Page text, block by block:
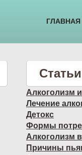
ГЛАВНАЯ
Статьи
Алкоголизм
Лечение
Детокс
Формы
Алкоголизм
Причины